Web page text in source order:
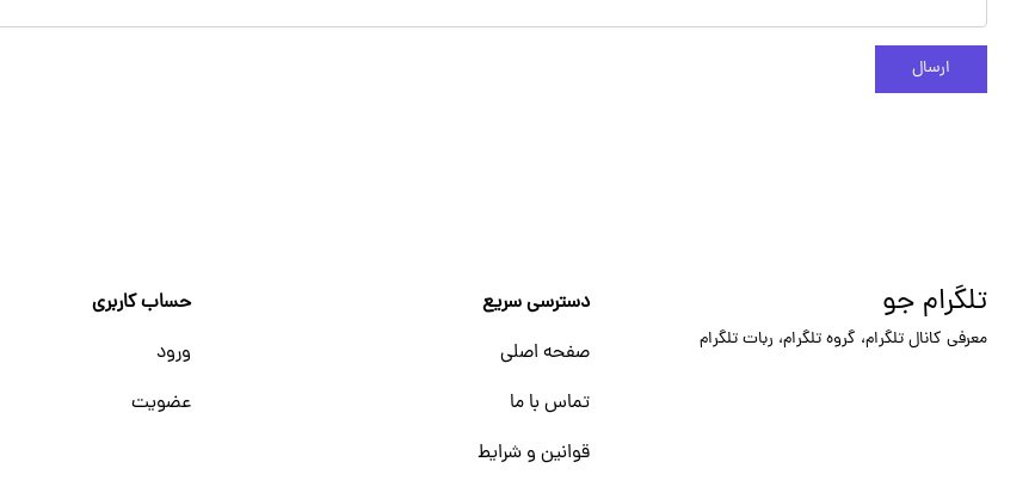
ارسال
دسترسی سریع
صفحه اصلی
تماس با ما
قوانین و شرایط
حساب کاربری
ورود
عضویت
تلگرام جو
معرفی کانال تلگرام، گروه تلگرام، ربات تلگرام